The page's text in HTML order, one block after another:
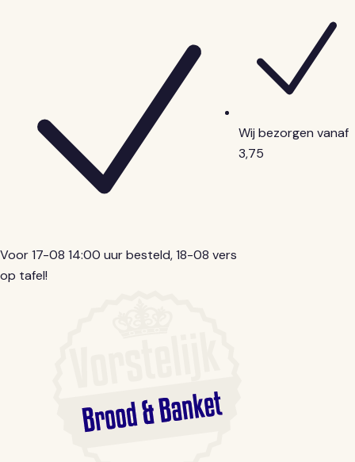
Voor 17-08 14:00 uur besteld, 18-08 vers
op tafel!
Wijbezorgen vanaf
3,75